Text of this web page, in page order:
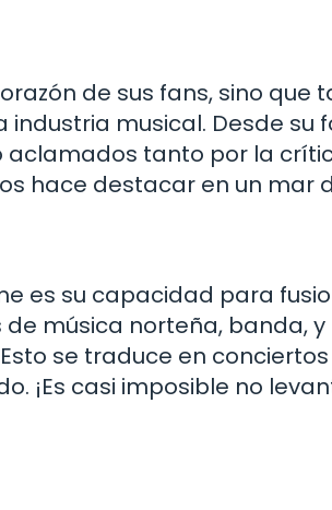
de sus fans, sino que
musical. Desde su
tanto por la
hace destacar en un mar
es su capacidad para
música norteña, banda,
se traduce en
¡Es casi imposible no